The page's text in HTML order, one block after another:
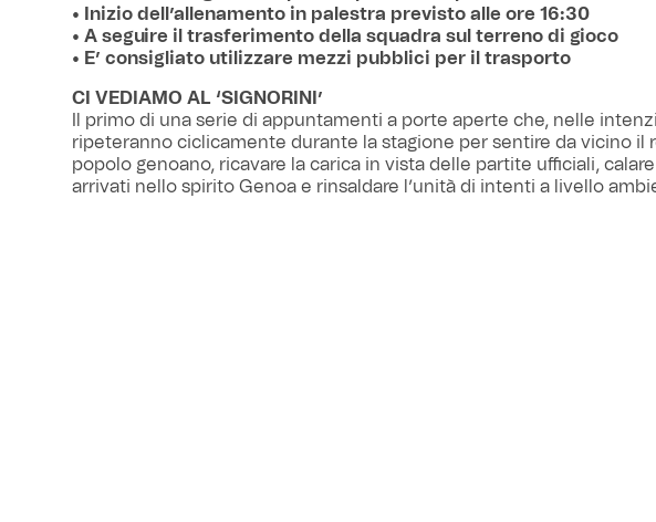
• Inizio dell’allenamento in palestra previsto alle ore 16:30
• A seguire il trasferimento della squadra sul terreno di gioco
• E’ consigliato utilizzare mezzi pubblici per il trasporto
CI VEDIAMO AL ‘SIGNORINI’
Il primo di una serie di appuntamenti a porte aperte che, nelle
ripeteranno ciclicamente durante la stagione per sentire da vicino il
popolo genoano, ricavare la carica in vista delle partite ufficiali,
arrivati nello spirito Genoa e rinsaldare l’unità di intenti a livello